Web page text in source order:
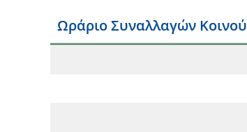
Ωράριο Συναλλαγών Κοινού